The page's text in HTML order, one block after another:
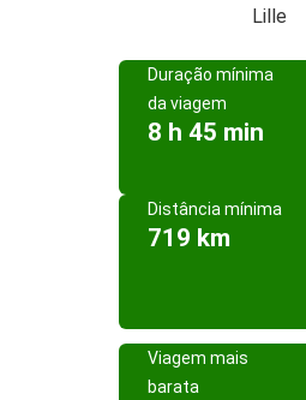
Lille
Duração mínima
da viagem
8 h 45 min
Distância mínima
719 km
Viagem mais
barata